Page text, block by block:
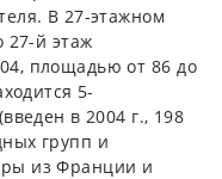
В 27-этажном
27-й этаж
площадью от 86 до
5-
в 2004 г., 198
групп и
из Франции и